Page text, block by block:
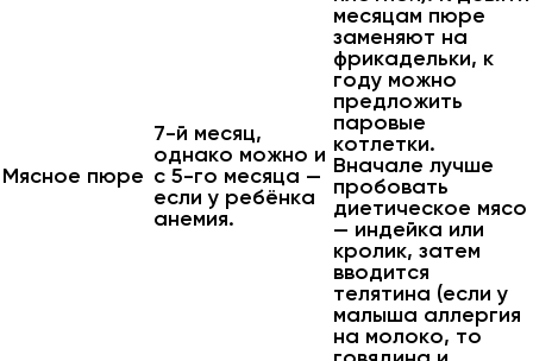
Мясное пюре
7-й месяц,
однако можно и
с 5-го месяца —
если у ребёнка
анемия.
месяцам пюре
заменяют на
фрикадельки, к
году можно
предложить
паровые
котлетки.
Вначале лучше
пробовать
диетическое мясо
— индейка или
кролик, затем
вводится
телятина (если у
малыша аллергия
на молоко, то